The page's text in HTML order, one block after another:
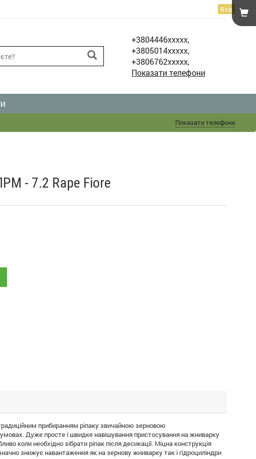
Вхід
+3804446xxxxx,
+3805014xxxxx,
+3806762xxxxx,
Показати телефони
Показати телефони
- 7.2 Rape Fiore
прибиранням ріпаку звичайною зерновою
Дуже просте і швидке навішування пристосування на жниварку
коли необхідно зібрати ріпак після десикації. Міцна конструкція
знижує навантаження як на зернову жниварку так і гідроциліндри